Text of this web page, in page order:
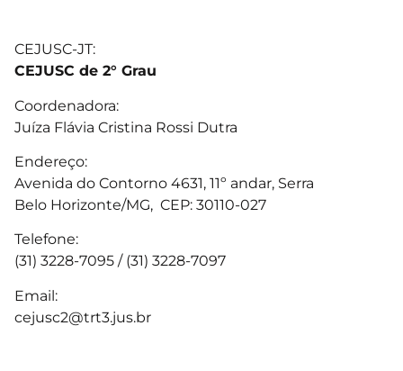
CEJUSC-JT:
CEJUSC de 2° Grau
Coordenadora:
Juíza Flávia Cristina Rossi Dutra
Endereço:
Avenida do Contorno 4631, 11º andar, Serra
Belo Horizonte/MG, CEP: 30110-027
Telefone:
(31) 3228-7095 / (31) 3228-7097
Email:
cejusc2@trt3.jus.br